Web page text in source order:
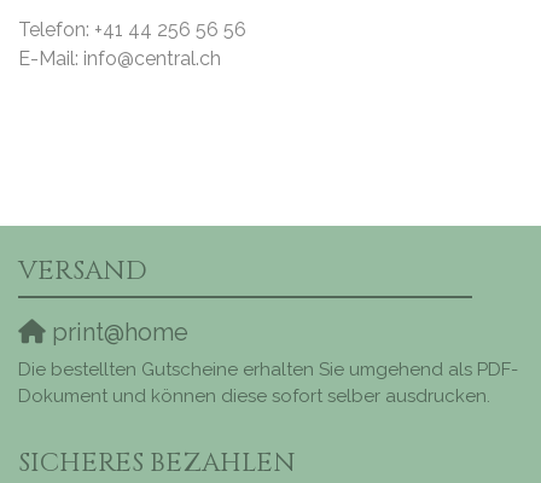
Telefon: +41 44 256 56 56
E-Mail: info@central.ch
VERSAND
print@home
Die bestellten Gutscheine erhalten Sie umgehend als PDF-
Dokument und können diese sofort selber ausdrucken.
SICHERES BEZAHLEN